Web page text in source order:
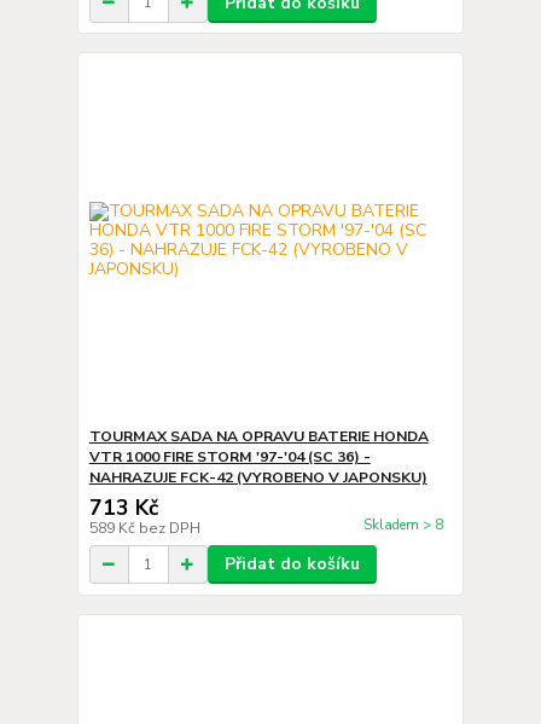
TOURMAX SADA NA OPRAVU BATERIE HONDA
VTR 1000 FIRE STORM '97-'04 (SC 36) -
NAHRAZUJE FCK-42 (VYROBENO V JAPONSKU)
713 Kč
589 Kč bez DPH Skladem > 8
Přidat do košíku